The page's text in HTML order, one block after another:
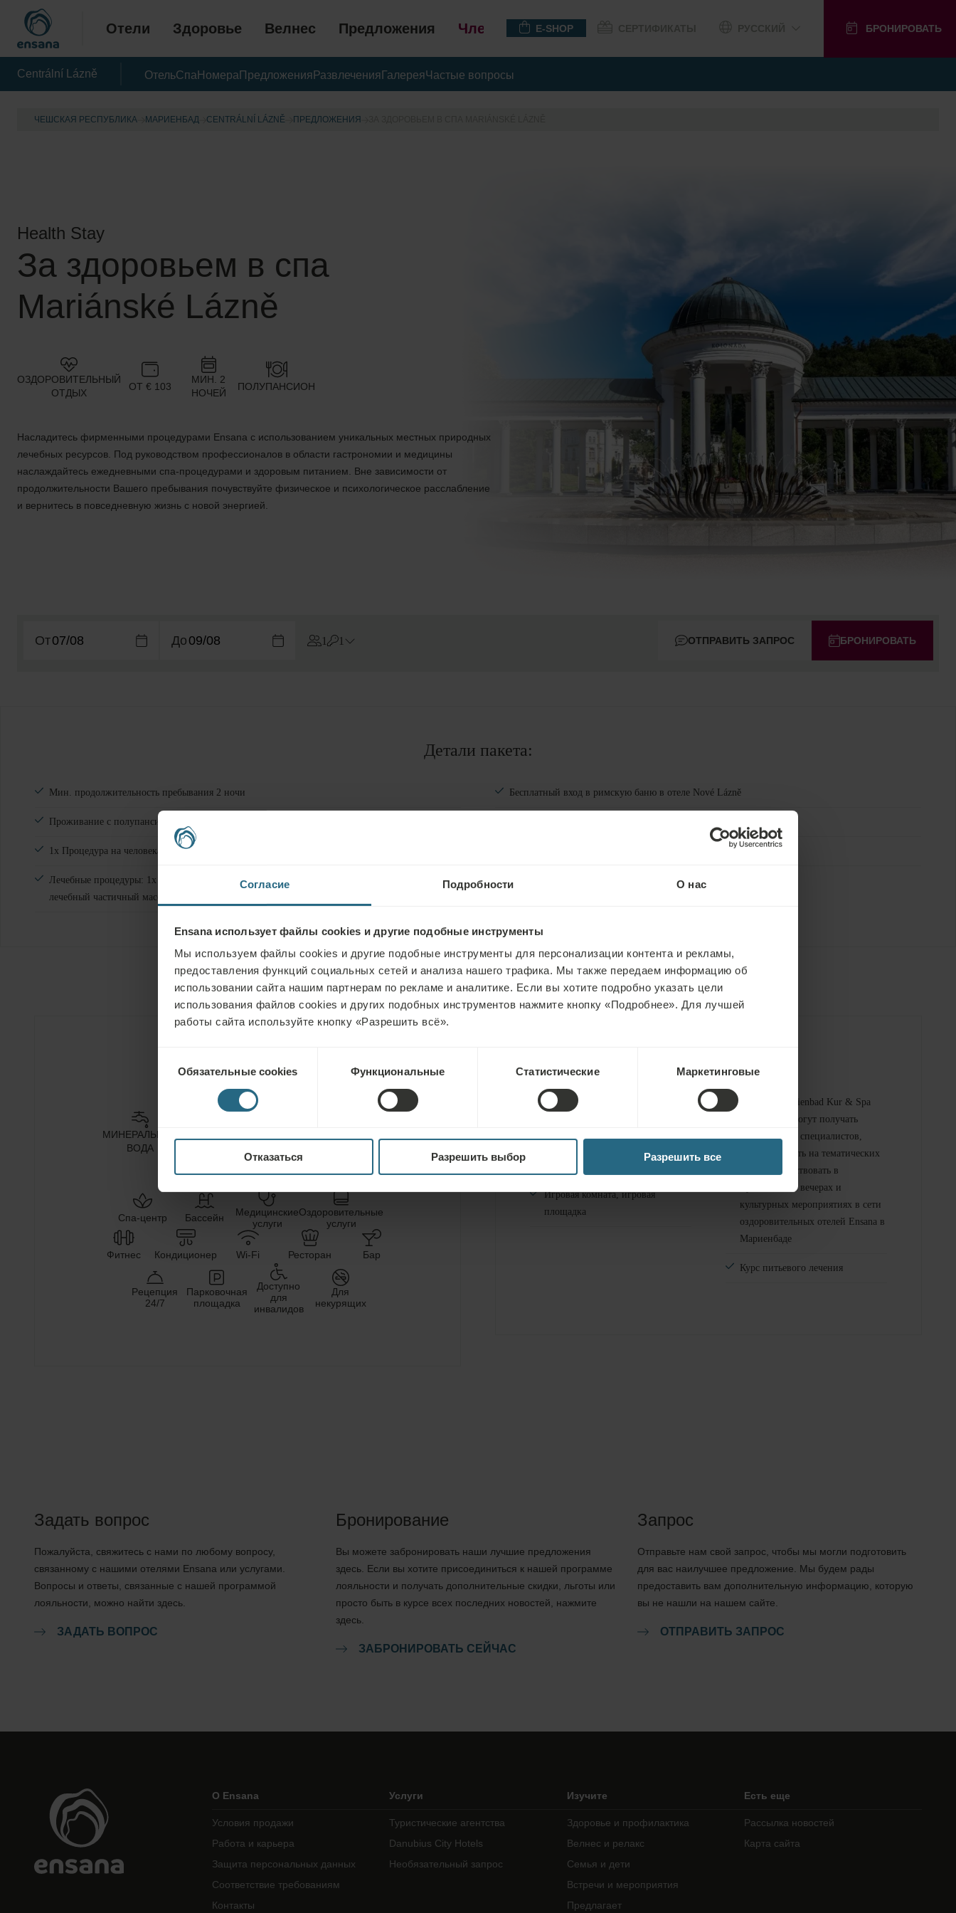
Согласие Подробности О нас
Ensana использует файлы cookies и другие подобные инструменты
Мы используем файлы cookies и другие подобные инструменты для персонализации контента и рекламы,
предоставления функций социальных сетей и анализа нашего трафика. Мы также передаем информацию об
использовании сайта нашим партнерам по рекламе и аналитике. Если вы хотите подробно указать цели
использования файлов cookies и других подобных инструментов нажмите кнопку «Подробнее». Для лучшей
работы сайта используйте кнопку «Разрешить всё».
согласия
Обязательные cookies Функциональные Статистические Маркетинговые
Отказаться Разрешить выбор Разрешить все
Отели Здоровье Велнес Предложения Членство E-SHOP БРОНИРОВАТЬ
Centrální Lázně ОтельСпа Номера Предложения Развлечения ГалереяЧастые вопросы
ЧЕШСКАЯ РЕСПУБЛИКА МАРИЕНБАД CENTRÁLNÍ LÁZNĚ ПРЕДЛОЖЕНИЯ
Health Stay
За здоровьем в спа
Mariánské Lázně
ОЗДОРОВИТЕЛЬНЫЙ
ОТДЫХ
ОТ € 103
МИН. 2
НОЧЕЙ
ПОЛУПАНСИОН
Насладитесь фирменными процедурами Ensana с использованием уникальных местных природных
лечебных ресурсов. Под руководством профессионалов в области гастрономии и медицины
наслаждайтесь ежедневными спа-процедурами и здоровым питанием. Вне зависимости от
продолжительности Вашего пребывания почувствуйте физическое и психологическое расслабление
и вернитесь в повседневную жизнь с новой энергией.
От До 1 1 БРОНИРОВАТЬ
ОТПРАВИТЬ ЗАПРОС
Детали пакета:
Mин. продолжительность пребывания 2 ночи
Проживание с полупансионом
1x Процедура на человека в ночь
Лечебные процедуры: 1x гидромассажная ванна, 1x минеральная ванна с природным СO2, 1х
лечебный частичный массаж, 1х сухая углекислая ванна.
Бесплатный вход в римскую баню в отеле Nové Lázně
Бесплатный вход в фитнес-центр Premier в отеле Centrální Lázně
МИНЕРАЛЬНАЯ
ВОДА
КЛИМАТОТЕРАПИЯ
Спа-центр Бассейн
Медицинские
услуги
Оздоровительные
услуги
Фитнес Кондиционер Wi-Fi Ресторан Бар
Pецепция
24/7
Парковочная
площадка
Доступно
для
инвалидов
Для
некурящих
Бесплатное посещение спа-зоны
Игровая комната, игровая
площадка
С картой Marienbad Kur & Spa
гости отеля могут получать
консультации специалистов,
присутствовать на тематических
лекциях, участвовать в
музыкальных вечерах и
культурных мероприятиях в сети
оздоровительных отелей Ensana в
Мариенбаде
Курс питьевого лечения
Задать вопрос
Пожалуйста, свяжитесь с нами по любому вопросу,
связанному с нашими отелями Ensana или услугами.
Вопросы и ответы, связанные с нашей программой
лояльности, можно найти здесь.
ЗАДАТЬ ВОПРОС
Бронирование
Вы можете забронировать наши лучшие предложения
здесь. Если вы хотите присоединиться к нашей программе
лояльности и получать дополнительные скидки, льготы или
просто быть в курсе всех последних новостей, нажмите
здесь.
ЗАБРОНИРОВАТЬ СЕЙЧАС
Запрос
Отправьте нам свой запрос, чтобы мы могли подготовить
для вас наилучшее предложение. Мы будем рады
предоставить вам дополнительную информацию, которую
вы не нашли на нашем сайте.
ОТПРАВИТЬ ЗАПРОС
О Ensana
Условия продажи
Работа и карьера
Защита персональных данных
Соответствие требованиям
Контакты
Услуги
Туристические агентства
Danubius City Hotels
Необязательный запрос
Изучите
Здоровье и профилактика
Велнес и релакс
Семья и дети
Встречи и мероприятия
Предлагает
Есть еще
Рассылка новостей
Карта сайта